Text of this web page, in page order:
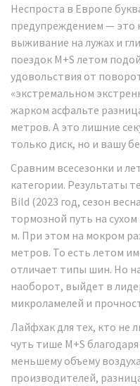
Неспроста в Европе
предупреждением — это
выживание на лужах и
поездок M+S летом
удовольствия от
«экстремальном
жарком асфальте
метров. А это лишние
только диск, но и вашу
Сравним всесезонки и
категории. Результаты
Bild (2023 год, сезон
тормозной путь на
м. При этом на мокром
метров. То есть летом
отличает типы шин. Но
наоборот, выйдет в
микроламелей и
Лайфхак для тех, кто не
чуть тише M+S
меньшему объему
производителей,